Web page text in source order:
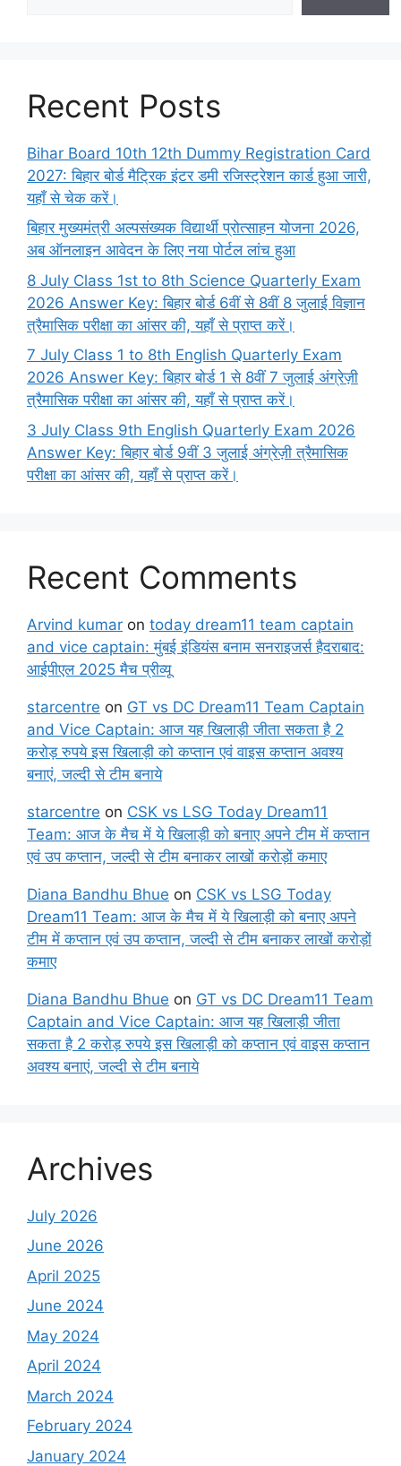
Recent Posts
Bihar Board 10th 12th Dummy Registration Card
2027: बिहार बोर्ड मैट्रिक इंटर डमी रजिस्ट्रेशन कार्ड हुआ जारी,
यहाँ से चेक करें।
बिहार मुख्यमंत्री अल्पसंख्यक विद्यार्थी प्रोत्साहन योजना 2026,
अब ऑनलाइन आवेदन के लिए नया पोर्टल लांच हुआ
8 July Class 1st to 8th Science Quarterly Exam
2026 Answer Key: बिहार बोर्ड 6वीं से 8वीं 8 जुलाई विज्ञान
त्रैमासिक परीक्षा का आंसर की, यहाँ से प्राप्त करें।
7 July Class 1 to 8th English Quarterly Exam
2026 Answer Key: बिहार बोर्ड 1 से 8वीं 7 जुलाई अंग्रेज़ी
त्रैमासिक परीक्षा का आंसर की, यहाँ से प्राप्त करें।
3 July Class 9th English Quarterly Exam 2026
Answer Key: बिहार बोर्ड 9वीं 3 जुलाई अंग्रेज़ी त्रैमासिक
परीक्षा का आंसर की, यहाँ से प्राप्त करें।
Recent Comments
Arvind kumar on today dream11 team captain
and vice captain: मुंबई इंडियंस बनाम सनराइजर्स हैदराबाद:
आईपीएल 2025 मैच प्रीव्यू
starcentre on GT vs DC Dream11 Team Captain
and Vice Captain: आज यह खिलाड़ी जीता सकता है 2
करोड़ रुपये इस खिलाड़ी को कप्तान एवं वाइस कप्तान अवश्य
बनाएं, जल्दी से टीम बनाये
starcentre on CSK vs LSG Today Dream11
Team: आज के मैच में ये खिलाड़ी को बनाए अपने टीम में कप्तान
एवं उप कप्तान, जल्दी से टीम बनाकर लाखों करोड़ों कमाए
Diana Bandhu Bhue on CSK vs LSG Today
Dream11 Team: आज के मैच में ये खिलाड़ी को बनाए अपने
टीम में कप्तान एवं उप कप्तान, जल्दी से टीम बनाकर लाखों करोड़ों
कमाए
Diana Bandhu Bhue on GT vs DC Dream11 Team
Captain and Vice Captain: आज यह खिलाड़ी जीता
सकता है 2 करोड़ रुपये इस खिलाड़ी को कप्तान एवं वाइस कप्तान
अवश्य बनाएं, जल्दी से टीम बनाये
Archives
July 2026
June 2026
April 2025
June 2024
May 2024
April 2024
March 2024
February 2024
January 2024